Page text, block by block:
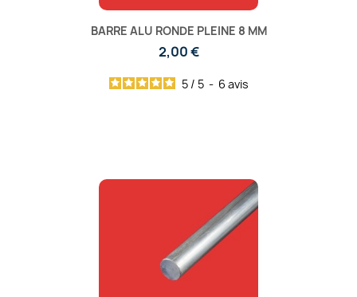
BARRE ALU RONDE PLEINE 8 MM
2,00 €
5 / 5 - 6 avis